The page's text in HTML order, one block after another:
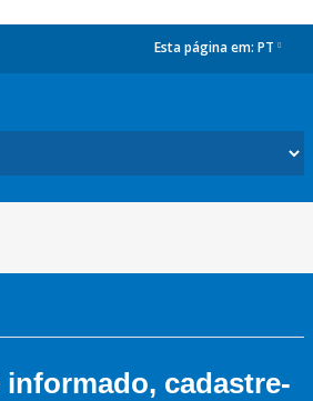
Esta página em: PT
informado, cadastre-